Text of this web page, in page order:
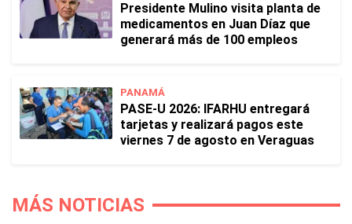
Presidente Mulino visita planta de
medicamentos en Juan Díaz que
generará más de 100 empleos
PANAMÁ
PASE-U 2026: IFARHU entregará
tarjetas y realizará pagos este
viernes 7 de agosto en Veraguas
MÁS NOTICIAS